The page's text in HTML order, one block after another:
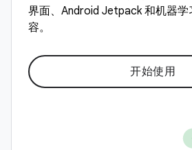
界面、Android Jetpack 和机器学
容。
开始使用